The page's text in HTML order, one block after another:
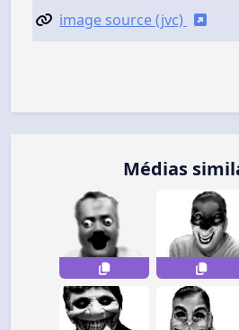
image source (jvc)
Médias